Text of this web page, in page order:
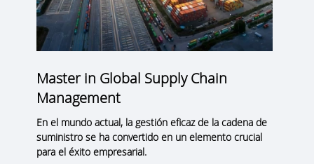
Master in Global Supply Chain
Management
En el mundo actual, la gestión eficaz de la cadena de
suministro se ha convertido en un elemento crucial
para el éxito empresarial.